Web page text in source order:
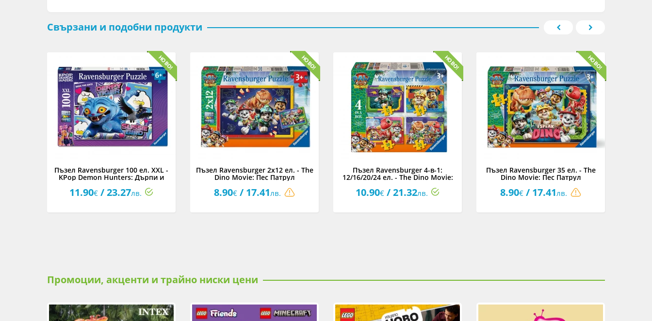
Свързани и подобни продукти
Пъзел Ravensburger 100 ел. XXL -
KPop Demon Hunters: Дърпи и
11.90€ / 23.27лв.
Пъзел Ravensburger 2x12 ел. - The
Dino Movie: Пес Патрул
8.90€ / 17.41лв.
Пъзел Ravensburger 4-в-1:
12/16/20/24 ел. - The Dino Movie:
10.90€ / 21.32лв.
Пъзел Ravensburger 35 ел. - The
Dino Movie: Пес Патрул
8.90€ / 17.41лв.
Промоции, акценти и трайно ниски цени